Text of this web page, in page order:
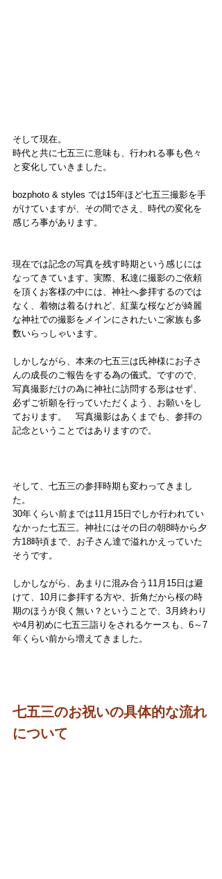
そして現在。
時代と共に七五三に意味も、行われる事も色々
と変化していきました。
bozphoto & styles では15年ほど七五三撮影を手
がけていますが、その間でさえ、時代の変化を
感じろ事があります。
現在では記念の写真を残す時期という感じには
なってきています。実際、私達に撮影のご依頼
を頂くお客様の中には、神社へ参拝するのでは
なく、着物は着るけれど、紅葉な桜などが綺麗
な神社での撮影をメインにされたいご家族も多
数いらっしゃいます。
しかしながら、本来の七五三は氏神様にお子さ
んの成長のご報告をする為の儀式。ですので、
写真撮影だけの為に神社に訪問する形はせず、
必ずご祈願を行っていただくよう、お願いをし
ております。　写真撮影はあくまでも、参拝の
記念ということではありますので。
そして、七五三の参拝時期も変わってきまし
た。
30年くらい前までは11月15日でしか行われてい
なかった七五三。神社にはその日の朝8時から夕
方18時頃まで、お子さん達で溢れかえっていた
そうです。
しかしながら、あまりに混み合う11月15日は避
けて、10月に参拝する方や、折角だから桜の時
期のほうが良く無い？ということで、3月終わり
や4月初めに七五三詣りをされるケースも、6～7
年くらい前から増えてきました。
七五三のお祝いの具体的な流れ
について